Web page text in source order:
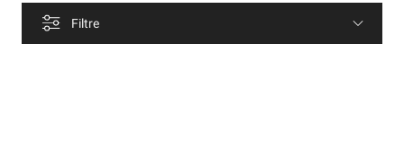
Filtre